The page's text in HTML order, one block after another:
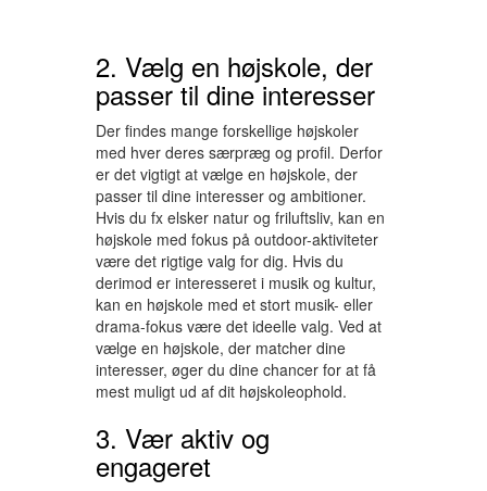
2. Vælg en højskole, der
passer til dine interesser
Der findes mange forskellige højskoler
med hver deres særpræg og profil. Derfor
er det vigtigt at vælge en højskole, der
passer til dine interesser og ambitioner.
Hvis du fx elsker natur og friluftsliv, kan en
højskole med fokus på outdoor-aktiviteter
være det rigtige valg for dig. Hvis du
derimod er interesseret i musik og kultur,
kan en højskole med et stort musik- eller
drama-fokus være det ideelle valg. Ved at
vælge en højskole, der matcher dine
interesser, øger du dine chancer for at få
mest muligt ud af dit højskoleophold.
3. Vær aktiv og
engageret